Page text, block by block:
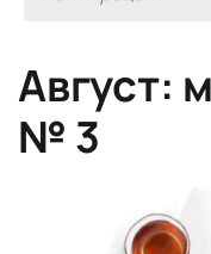
Август:
№ 3